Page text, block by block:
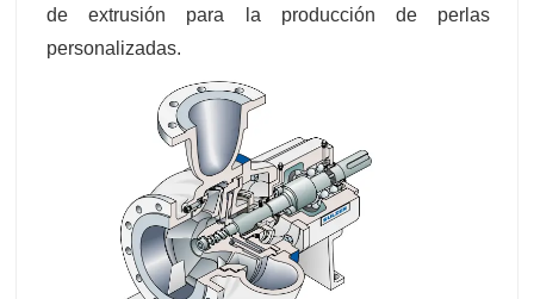
de extrusión para la producción de perlas
personalizadas.